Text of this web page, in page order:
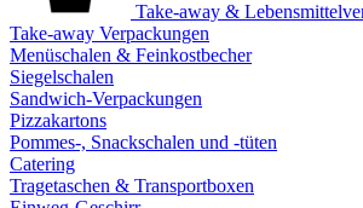
Take-away &
Take-away Verpackungen
Menüschalen & Feinkostbecher
Siegelschalen
Sandwich-Verpackungen
Pizzakartons
Pommes-, Snackschalen und -tüten
Catering
Tragetaschen & Transportboxen